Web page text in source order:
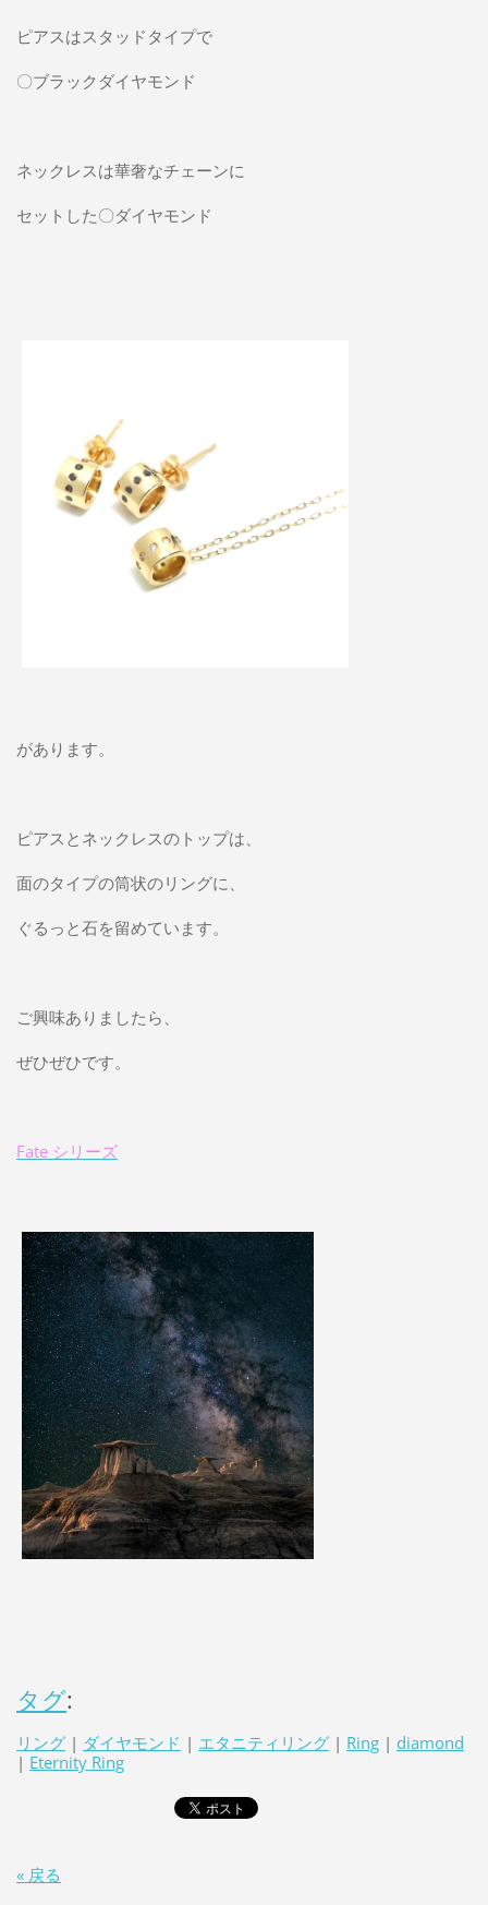
ピアスはスタッドタイプで
〇ブラックダイヤモンド
ネックレスは華奢なチェーンに
セットした〇ダイヤモンド
があります。
ピアスとネックレスのトップは、
面のタイプの筒状のリングに、
ぐるっと石を留めています。
ご興味ありましたら、
ぜひぜひです。
Fate シリーズ
タグ:
リング | ダイヤモンド | エタニティリング | Ring | diamond
| Eternity Ring
« 戻る